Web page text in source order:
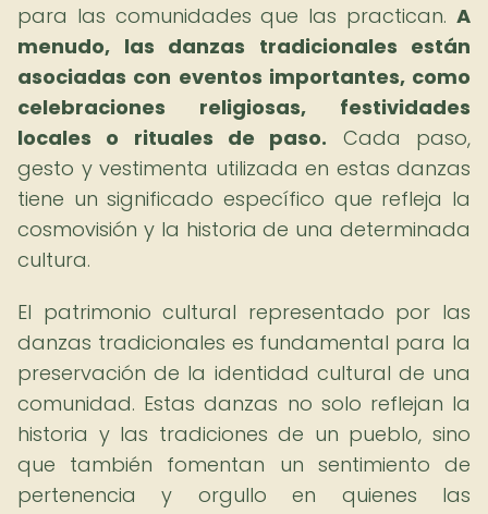
para las comunidades que las practican. A
menudo, las danzas tradicionales están
asociadas con eventos importantes, como
celebraciones religiosas, festividades
locales o rituales de paso. Cada paso,
gesto y vestimenta utilizada en estas danzas
tiene un significado específico que refleja la
cosmovisión y la historia de una determinada
cultura.
El patrimonio cultural representado por las
danzas tradicionales es fundamental para la
preservación de la identidad cultural de una
comunidad. Estas danzas no solo reflejan la
historia y las tradiciones de un pueblo, sino
que también fomentan un sentimiento de
pertenencia y orgullo en quienes las